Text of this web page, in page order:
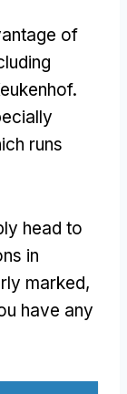
of
.
runs
head to
in
marked,
have any